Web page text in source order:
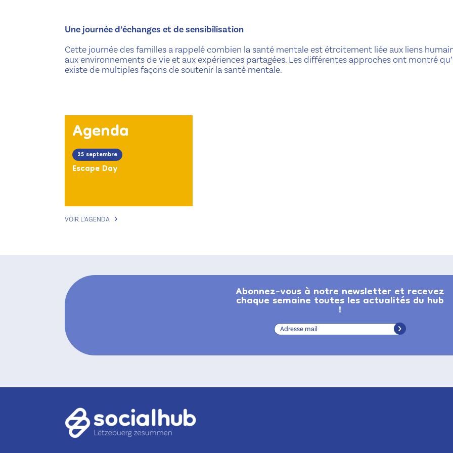
Une journée d’échanges et de sensibilisation
Cette journée des familles a rappelé combien la santé mentale est étroitement liée aux liens
aux environnements de vie et aux expériences partagées. Les différentes approches ont montré
existe de multiples façons de soutenir la santé mentale.
Agenda
25 septembre
Escape Day
VOIR L’AGENDA
Abonnez-vous à notre newsletter et recevez
chaque semaine toutes les actualités du hub
!